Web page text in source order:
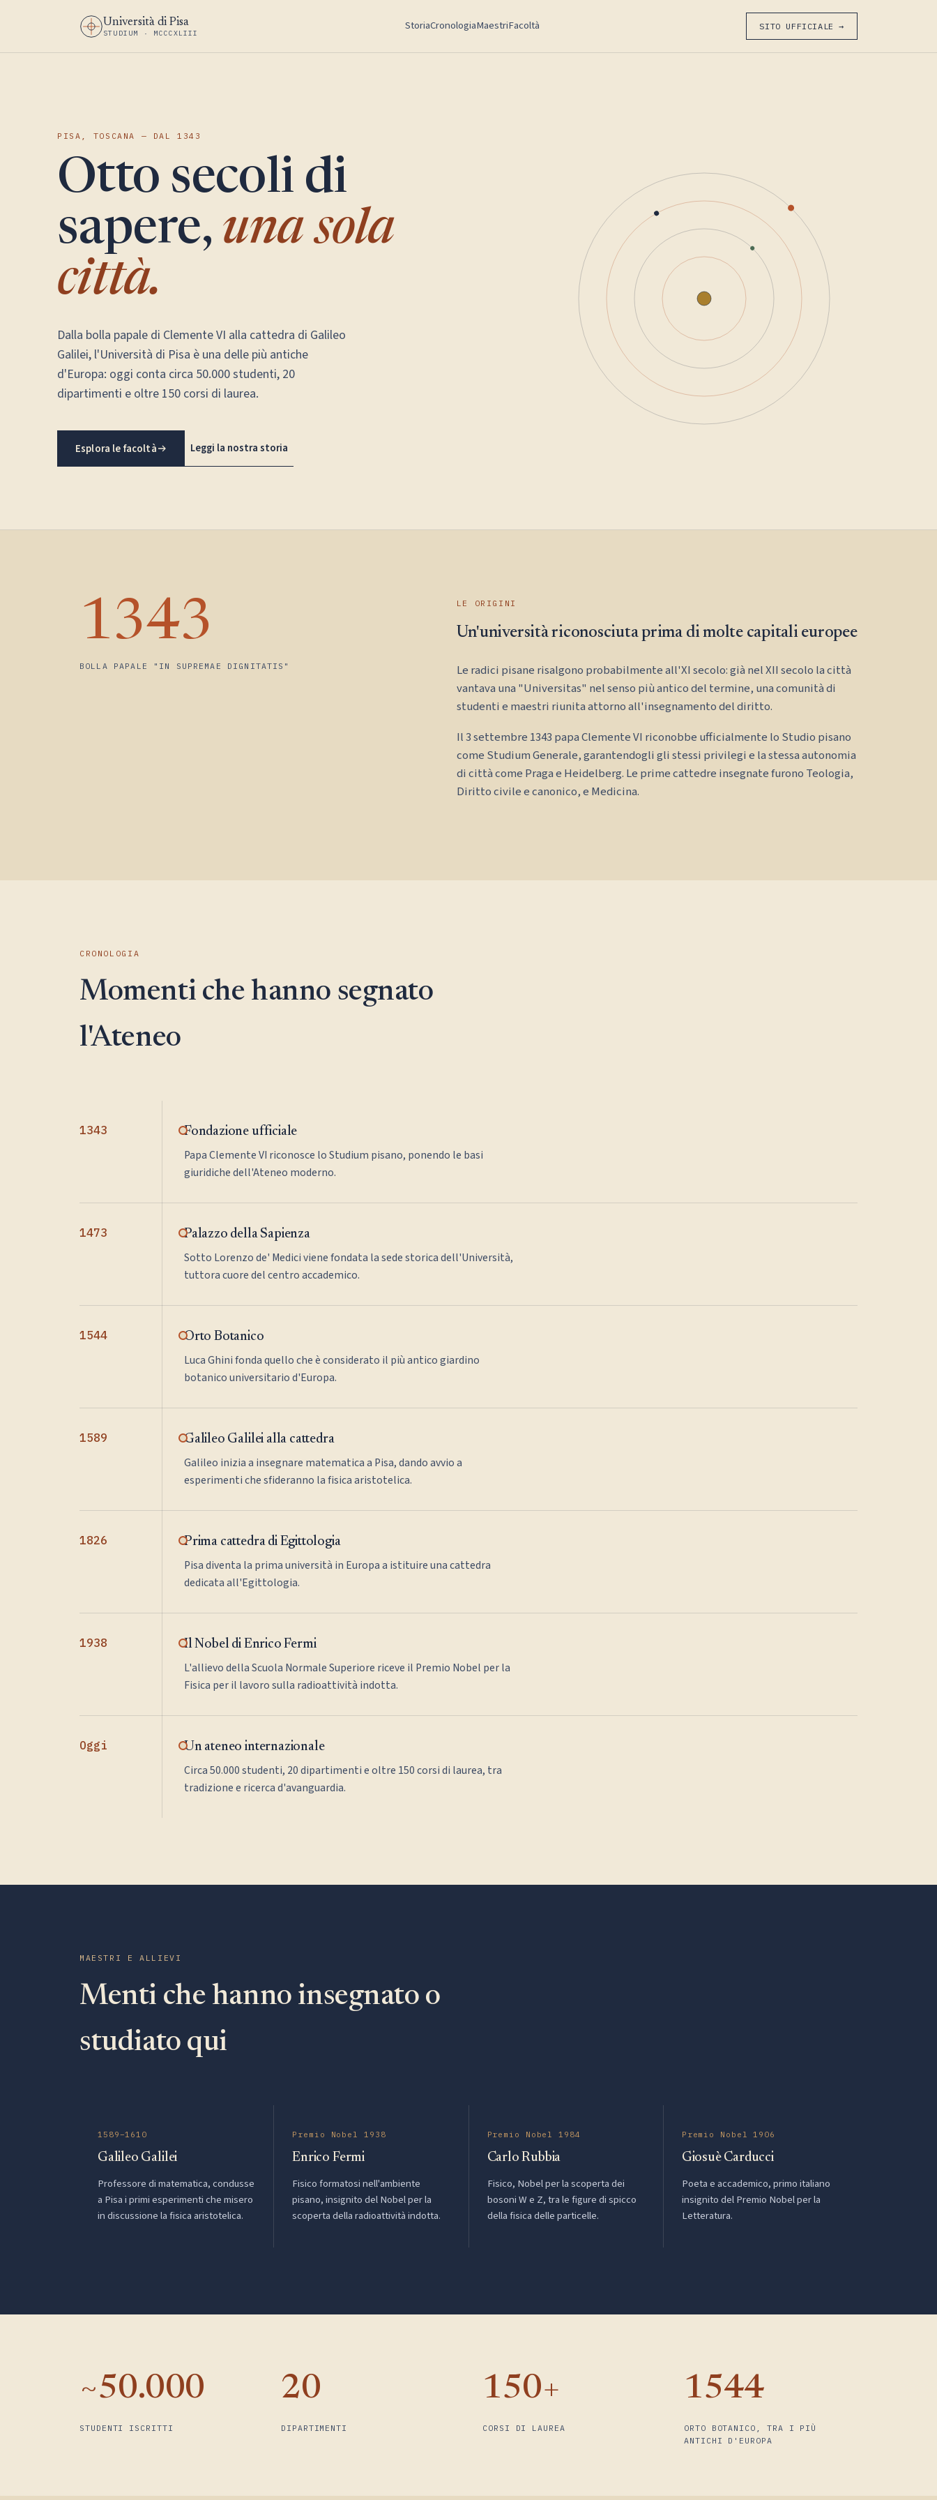
Università di Pisa
STUDIUM · MCCCXLIII
StoriaCronologiaMaestriFacoltà SITO UFFICIALE →
PISA, TOSCANA — DAL 1343
Otto secoli di
sapere, una sola
città.
Dalla bolla papale di Clemente VI alla cattedra di Galileo
Galilei, l'Università di Pisa è una delle più antiche
d'Europa: oggi conta circa 50.000 studenti, 20
dipartimenti e oltre 150 corsi di laurea.
Esplora le facoltà Leggi la nostra storia
1343
BOLLA PAPALE "IN SUPREMAE DIGNITATIS"
LE ORIGINI
Un'università riconosciuta prima di molte capitali europee
Le radici pisane risalgono probabilmente all'XI secolo: già nel XII secolo la città
vantava una "Universitas" nel senso più antico del termine, una comunità di
studenti e maestri riunita attorno all'insegnamento del diritto.
Il 3 settembre 1343 papa Clemente VI riconobbe ufficialmente lo Studio pisano
come Studium Generale, garantendogli gli stessi privilegi e la stessa autonomia
di città come Praga e Heidelberg. Le prime cattedre insegnate furono Teologia,
Diritto civile e canonico, e Medicina.
CRONOLOGIA
Momenti che hanno segnato
l'Ateneo
1343 Fondazione ufficiale
Papa Clemente VI riconosce lo Studium pisano, ponendo le basi
giuridiche dell'Ateneo moderno.
1473 Palazzo della Sapienza
Sotto Lorenzo de' Medici viene fondata la sede storica dell'Università,
tuttora cuore del centro accademico.
1544 Orto Botanico
Luca Ghini fonda quello che è considerato il più antico giardino
botanico universitario d'Europa.
1589 Galileo Galilei alla cattedra
Galileo inizia a insegnare matematica a Pisa, dando avvio a
esperimenti che sfideranno la fisica aristotelica.
1826 Prima cattedra di Egittologia
Pisa diventa la prima università in Europa a istituire una cattedra
dedicata all'Egittologia.
1938 Il Nobel di Enrico Fermi
L'allievo della Scuola Normale Superiore riceve il Premio Nobel per la
Fisica per il lavoro sulla radioattività indotta.
Oggi Un ateneo internazionale
Circa 50.000 studenti, 20 dipartimenti e oltre 150 corsi di laurea, tra
tradizione e ricerca d'avanguardia.
MAESTRI E ALLIEVI
Menti che hanno insegnato o
studiato qui
1589–1610
Galileo Galilei
Professore di matematica, condusse
a Pisa i primi esperimenti che misero
in discussione la fisica aristotelica.
Premio Nobel 1938
Enrico Fermi
Fisico formatosi nell'ambiente
pisano, insignito del Nobel per la
scoperta della radioattività indotta.
Premio Nobel 1984
Carlo Rubbia
Fisico, Nobel per la scoperta dei
bosoni W e Z, tra le figure di spicco
della fisica delle particelle.
Premio Nobel 1906
Giosuè Carducci
Poeta e accademico, primo italiano
insignito del Premio Nobel per la
Letteratura.
~50.000
STUDENTI ISCRITTI
20
DIPARTIMENTI
150+
CORSI DI LAUREA
1544
ORTO BOTANICO, TRA I PIÙ
ANTICHI D'EUROPA